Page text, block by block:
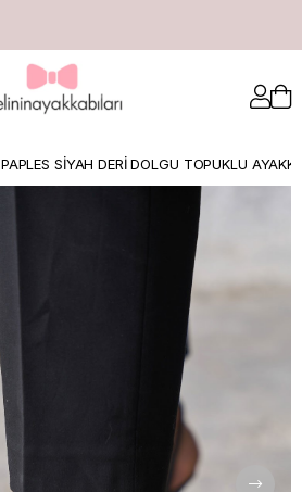
PAPLES SİYAH DERİ DOLGU TOPUKLU